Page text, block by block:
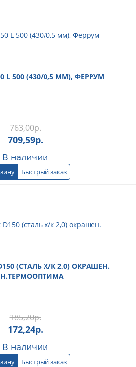
L 500 (430/0,5 ММ), ФЕРРУМ
763,00р.
709,59р.
В наличии
Быстрый заказ
(СТАЛЬ Х/К 2,0) ОКРАШЕН.
185,20р.
172,24р.
В наличии
Быстрый заказ